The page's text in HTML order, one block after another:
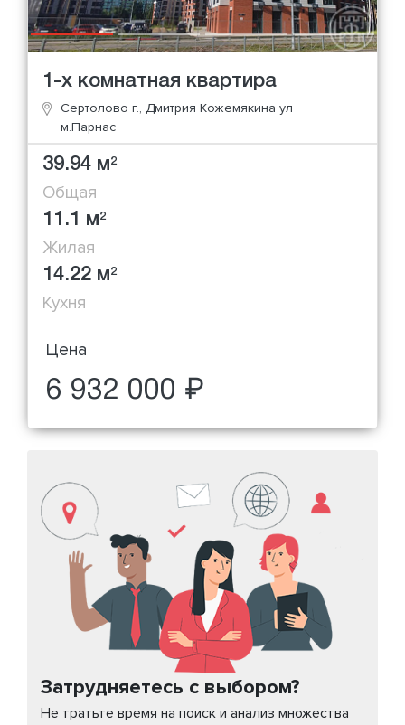
1-х комнатная квартира
Сертолово г., Дмитрия Кожемякина ул
м.Парнас
39.94 м2
Общая
11.1 м2
Жилая
14.22 м2
Кухня
Цена
6 932 000 ₽
Затрудняетесь с выбором?
Не тратьте время на поиск и анализ множества